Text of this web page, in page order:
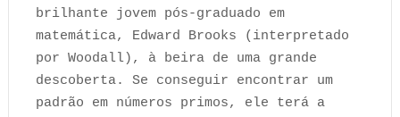
brilhante jovem pós-graduado em
matemática, Edward Brooks (interpretado
por Woodall), à beira de uma grande
descoberta. Se conseguir encontrar um
padrão em números primos, ele terá a